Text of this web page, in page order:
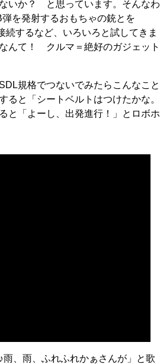
いか？ と思っています。そんなわ
を発射するおもちゃの銃とを
するなど、いろいろと試してきま
んて！ クルマ＝絶好のガジェット
規格でつないでみたらこんなこと
ると「シートベルトはつけたかな。
と「よーし、出発進行！」とロボホ
、雨、ふれふれかぁさんが」と歌